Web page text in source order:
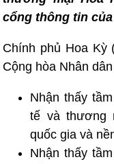
cổng thông tin
Chính phủ Hoa Kỳ
Cộng hòa Nhân
Nhận thấy
tế và thương
quốc gia và
Nhận thấy